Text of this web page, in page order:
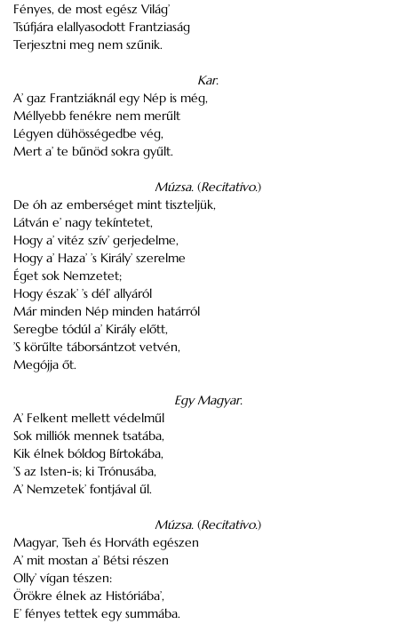
Fényes, de most egész Világ’
Tsúfjára elallyasodott Frantziaság
Terjesztni meg nem szűnik.
Kar.
A’ gaz Frantziáknál egy Nép is még,
Méllyebb fenékre nem merűlt
Légyen dühösségedbe vég,
Mert a’ te bűnöd sokra gyűlt.
Múzsa. (Recitativo.)
De óh az emberséget mint tiszteljük,
Látván e’ nagy tekíntetet,
Hogy a’ vitéz szív’ gerjedelme,
Hogy a’ Haza’ ’s Király’ szerelme
Éget sok Nemzetet;
Hogy észak’ ’s dél’ allyáról
Már minden Nép minden határról
Seregbe tódúl a’ Király előtt,
’S körűlte táborsántzot vetvén,
Megójja őt.
Egy Magyar.
A’ Felkent mellett védelműl
Sok milliók mennek tsatába,
Kik élnek bóldog Bírtokába,
’S az Isten-is; ki Trónusába,
A’ Nemzetek’ fontjával űl.
Múzsa. (Recitativo.)
Magyar, Tseh és Horváth egészen
A’ mit mostan a’ Bétsi részen
Olly’ vígan tészen:
Örökre élnek az Históriába’,
E’ fényes tettek egy summába.